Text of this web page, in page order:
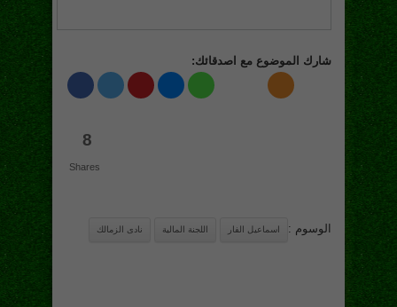
شارك الموضوع مع اصدقائك:
8
Shares
الوسوم : اسماعيل الفار اللجنة المالية نادى الزمالك